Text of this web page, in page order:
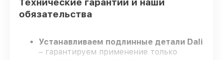
обязательства
Устанавливаем подлинные детали Dali
– гарантируем применение только